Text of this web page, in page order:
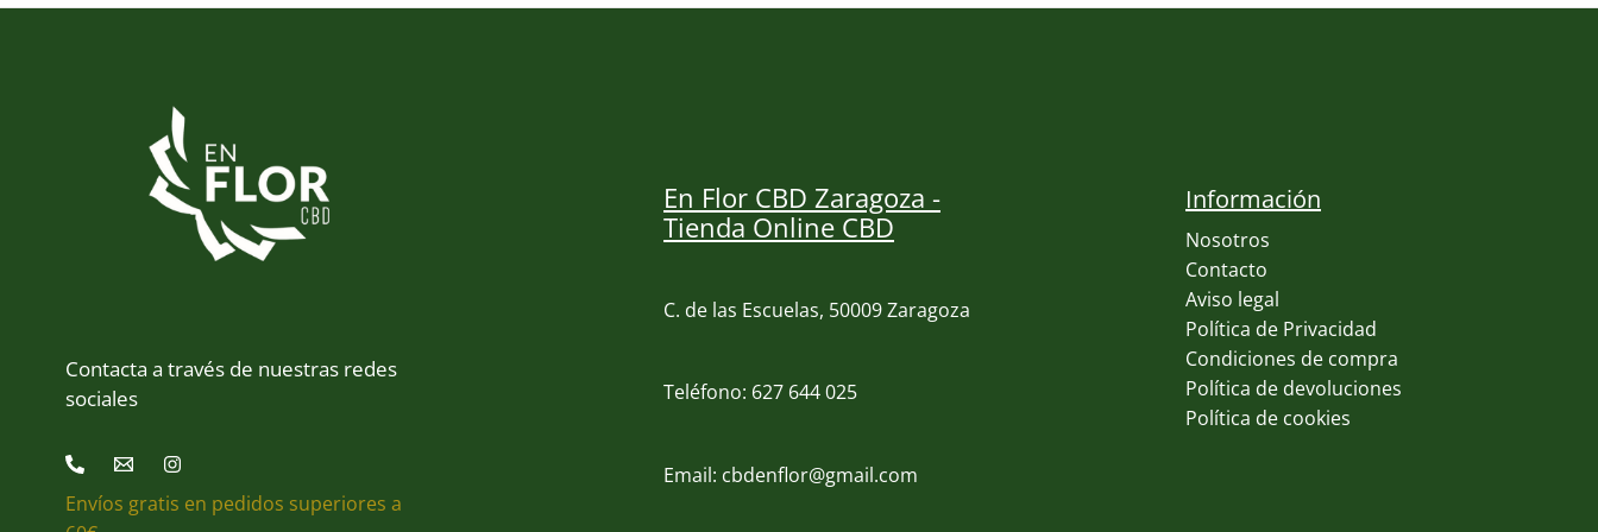
Contacta a través de nuestras redes
sociales
Envíos gratis en pedidos superiores a
En Flor CBD Zaragoza -
Tienda Online CBD
C. de las Escuelas, 50009 Zaragoza
Teléfono: 627 644 025
Email: cbdenflor@gmail.com
Información
Nosotros
Contacto
Aviso legal
Política de Privacidad
Condiciones de compra
Política de devoluciones
Política de cookies